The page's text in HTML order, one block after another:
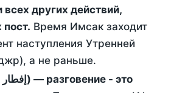
всех других действий,
Время Имсак заходит
наступления Утренней
а не раньше.